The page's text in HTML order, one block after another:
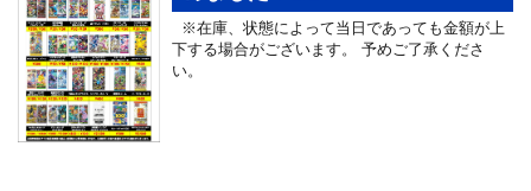
※在庫、状態によって当日であっても金額が上
下する場合がございます。 予めご了承くださ
い。